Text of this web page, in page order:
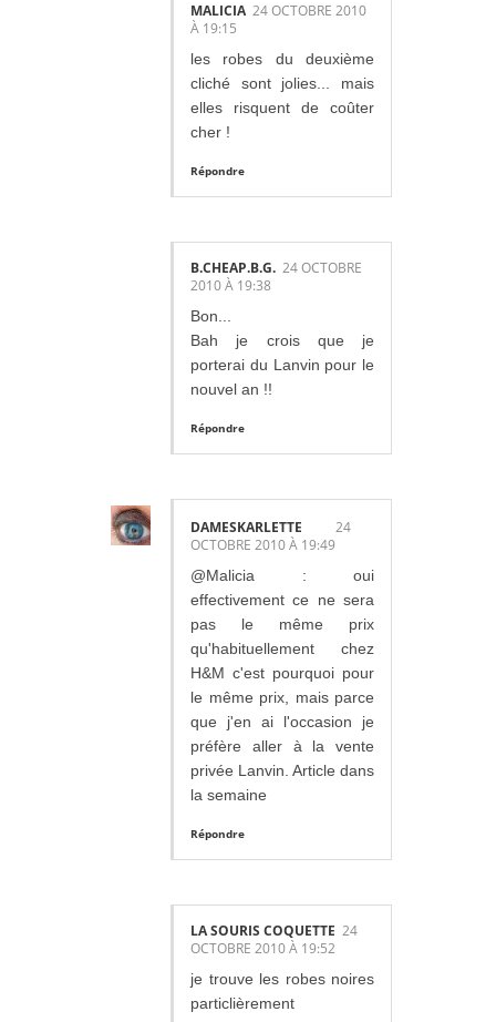
MALICIA 24 OCTOBRE 2010
À 19:15
les robes du deuxième
cliché sont jolies... mais
elles risquent de coûter
cher !
Répondre
B.CHEAP.B.G. 24 OCTOBRE
2010 À 19:38
Bon...
Bah je crois que je
porterai du Lanvin pour le
nouvel an !!
Répondre
DAMESKARLETTE
24
OCTOBRE 2010 À 19:49
@Malicia : oui
effectivement ce ne sera
pas le même prix
qu'habituellement chez
H&M c'est pourquoi pour
le même prix, mais parce
que j'en ai l'occasion je
préfère aller à la vente
privée Lanvin. Article dans
la semaine
Répondre
LA SOURIS COQUETTE 24
OCTOBRE 2010 À 19:52
je trouve les robes noires
particlièrement